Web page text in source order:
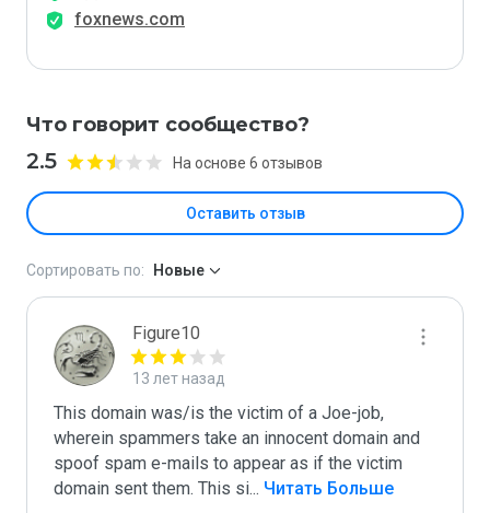
foxnews.com
Что говорит сообщество?
2.5 На основе 6 отзывов
Оставить отзыв
Сортировать по: Новые
Figure10
13 лет назад
This domain was/is the victim of a Joe-job,
wherein spammers take an innocent domain and
spoof spam e-mails to appear as if the victim
domain sent them. This si... Читать Больше